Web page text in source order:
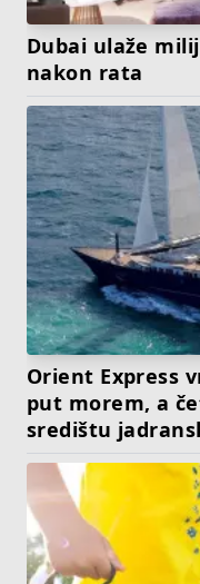
Dubai ulaže
nakon rata
Orient Express
put morem, a
središtu